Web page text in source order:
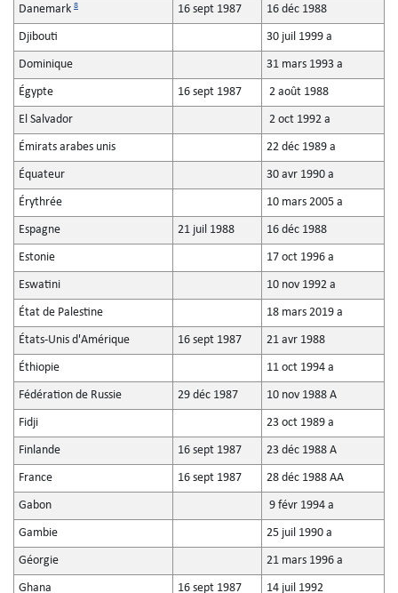
Danemark 8 16 sept 1987 16 déc 1988
Djibouti 30 juil 1999 a
Dominique 31 mars 1993 a
Égypte 16 sept 1987 2 août 1988
El Salvador 2 oct 1992 a
Émirats arabes unis 22 déc 1989 a
Équateur 30 avr 1990 a
Érythrée 10 mars 2005 a
Espagne 21 juil 1988 16 déc 1988
Estonie 17 oct 1996 a
Eswatini 10 nov 1992 a
État de Palestine 18 mars 2019 a
États-Unis d'Amérique 16 sept 1987 21 avr 1988
Éthiopie 11 oct 1994 a
Fédération de Russie 29 déc 1987 10 nov 1988 A
Fidji 23 oct 1989 a
Finlande 16 sept 1987 23 déc 1988 A
France 16 sept 1987 28 déc 1988 AA
Gabon 9 févr 1994 a
Gambie 25 juil 1990 a
Géorgie 21 mars 1996 a
Ghana 16 sept 1987 14 juil 1992